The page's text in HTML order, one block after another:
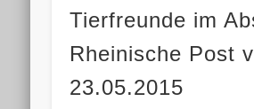
Tierfreunde im
Rheinische Post
23.05.2015